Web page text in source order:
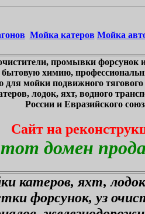
Мойка катеров Мойка
промывки форсунок
химию,
мойки подвижного
лодок, яхт, водного
России и Евразийского
Сайт на
домен
катеров, яхт,
форсунок, уз